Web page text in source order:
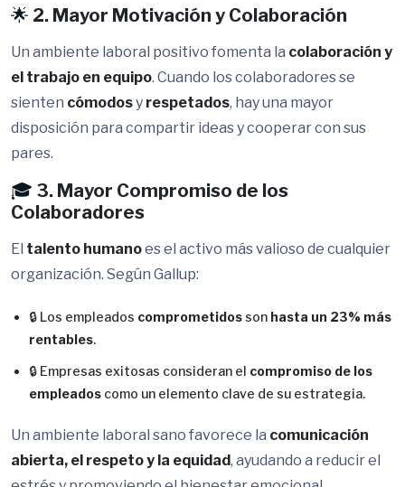
🌟 2. Mayor Motivación y Colaboración
Un ambiente laboral positivo fomenta la colaboración y
el trabajo en equipo. Cuando los colaboradores se
sienten cómodosy respetados, hay una mayor
disposición para compartir ideas y cooperar con sus
pares.
🎓 3. Mayor Compromiso de los
Colaboradores
El talento humanoes el activo más valioso de cualquier
organización. Según Gallup:
🔒 Los empleados comprometidosson hasta un 23% más
rentables.
🔒 Empresas exitosas consideran el compromiso de los
empleados como un elemento clave de su estrategia.
Un ambiente laboral sano favorece la comunicación
abierta, el respeto y la equidad, ayudando a reducir el